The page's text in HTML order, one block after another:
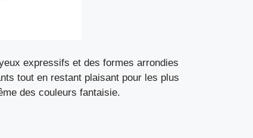
expressifs et des formes arrondies
tout en restant plaisant pour les plus
des couleurs fantaisie.